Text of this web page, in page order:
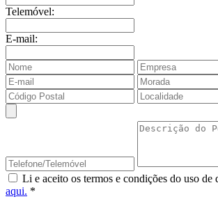
Telemóvel:
E-mail:
Li e aceito os termos e condições do uso de
aqui. *